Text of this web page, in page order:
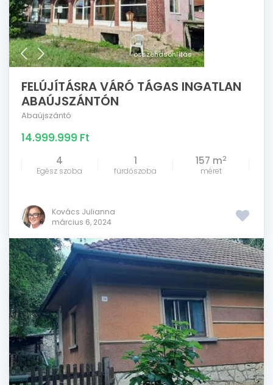
összehasonlítás
FELÚJÍTÁSRA VÁRÓ TÁGAS INGATLAN
ABAÚJSZÁNTÓN
Abaújszántó
14.999.999 Ft
4
Egész szoba
1
fürdőszoba
157 m2
méret
Kovács Julianna
március 6, 2024